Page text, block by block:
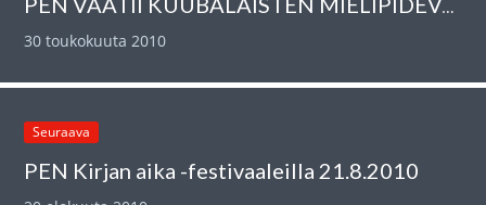
PEN VAATII KUUBALAISTEN MIELIPIDEVANKIEN VAPAUTTAMISTA
30 toukokuuta 2010
Seuraava
PEN Kirjan aika -festivaaleilla 21.8.2010